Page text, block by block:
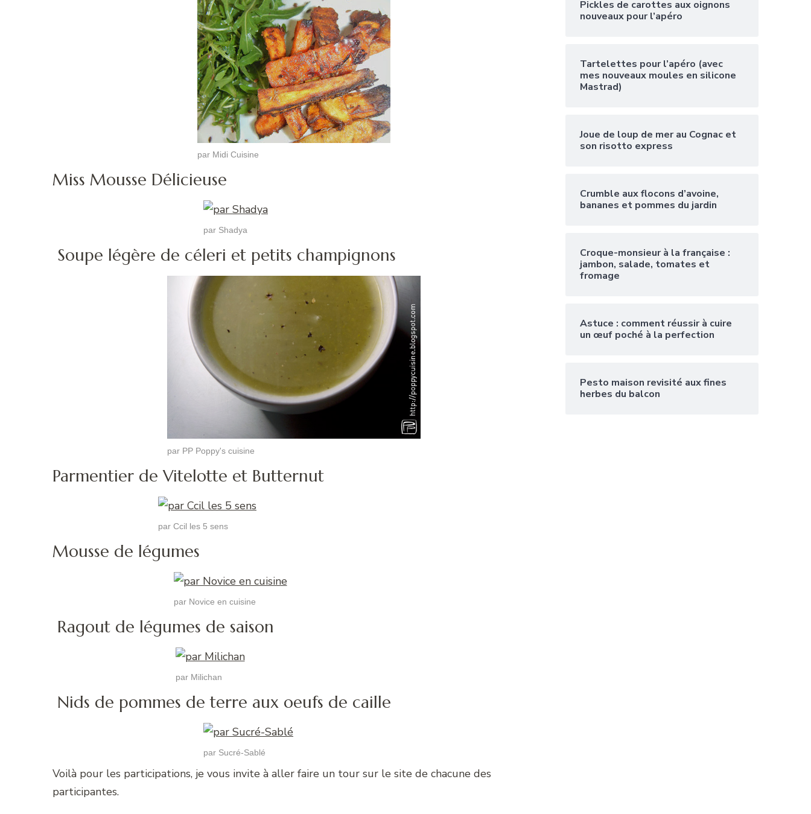
par Midi Cuisine
Miss Mousse Délicieuse
par Shadya
Soupe légère de céleri et petits champignons
par PP Poppy's cuisine
Parmentier de Vitelotte et Butternut
par Ccil les 5 sens
Mousse de légumes
par Novice en cuisine
Ragout de légumes de saison
par Milichan
Nids de pommes de terre aux oeufs de caille
par Sucré-Sablé
Voilà pour les participations, je vous invite à aller faire un tour sur le site de chacune des
participantes.
Pickles de carottes aux oignons
nouveaux pour l’apéro
Tartelettes pour l’apéro (avec
mes nouveaux moules en silicone
Mastrad)
Joue de loup de mer au Cognac et
son risotto express
Crumble aux flocons d’avoine,
bananes et pommes du jardin
Croque-monsieur à la française :
jambon, salade, tomates et
fromage
Astuce : comment réussir à cuire
un œuf poché à la perfection
Pesto maison revisité aux fines
herbes du balcon